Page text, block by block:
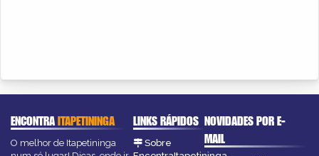
ENCONTRAITAPETININGA
O melhor de Itapetininga
LINKS RÁPIDOS
Sobre
NOVIDADES POR E-
MAIL